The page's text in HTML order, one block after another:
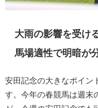
大雨の影響を受け
馬場適性で明暗が
安田記念の大きなポイン
す。今年の春競馬は週末